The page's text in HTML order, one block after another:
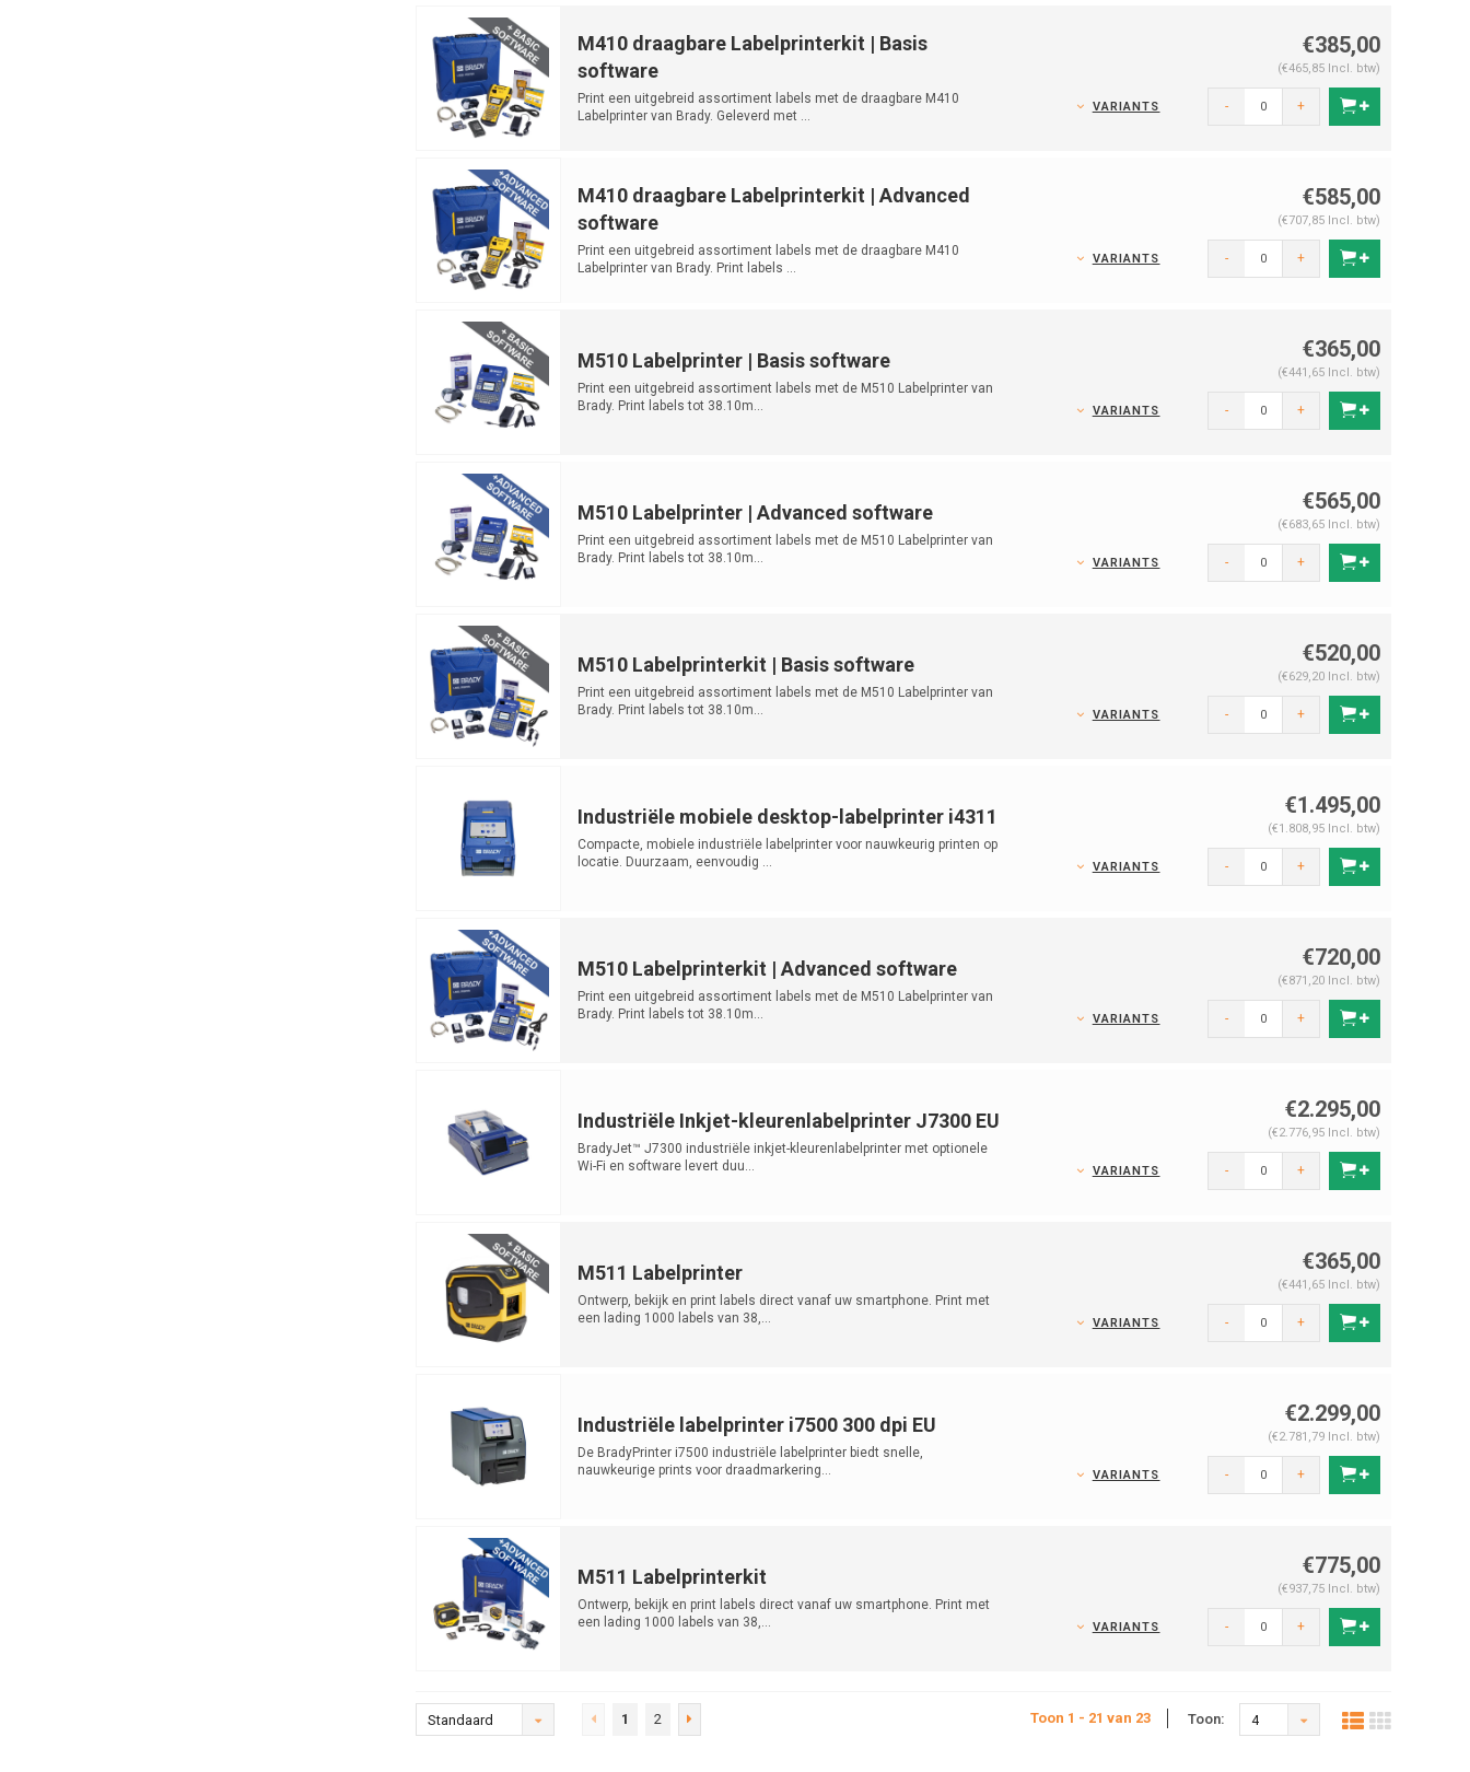
M410 draagbare Labelprinterkit | Basis
software
Print een uitgebreid assortiment labels met de draagbare M410
Labelprinter van Brady. Geleverd met ...
€385,00
(€465,85 Incl. btw)
VARIANTS - +
M410 draagbare Labelprinterkit | Advanced
software
Print een uitgebreid assortiment labels met de draagbare M410
Labelprinter van Brady. Print labels ...
€585,00
(€707,85 Incl. btw)
VARIANTS - +
M510 Labelprinter | Basis software
Print een uitgebreid assortiment labels met de M510 Labelprinter van
Brady. Print labels tot 38.10m...
€365,00
(€441,65 Incl. btw)
VARIANTS - +
M510 Labelprinter | Advanced software
Print een uitgebreid assortiment labels met de M510 Labelprinter van
Brady. Print labels tot 38.10m...
€565,00
(€683,65 Incl. btw)
VARIANTS - +
M510 Labelprinterkit | Basis software
Print een uitgebreid assortiment labels met de M510 Labelprinter van
Brady. Print labels tot 38.10m...
€520,00
(€629,20 Incl. btw)
VARIANTS - +
Industriële mobiele desktop-labelprinter i4311
Compacte, mobiele industriële labelprinter voor nauwkeurig printen op
locatie. Duurzaam, eenvoudig ...
€1.495,00
(€1.808,95 Incl. btw)
VARIANTS - +
M510 Labelprinterkit | Advanced software
Print een uitgebreid assortiment labels met de M510 Labelprinter van
Brady. Print labels tot 38.10m...
€720,00
(€871,20 Incl. btw)
VARIANTS - +
Industriële Inkjet-kleurenlabelprinter J7300 EU
BradyJet™ J7300 industriële inkjet-kleurenlabelprinter met optionele
Wi-Fi en software levert duu...
€2.295,00
(€2.776,95 Incl. btw)
VARIANTS - +
M511 Labelprinter
Ontwerp, bekijk en print labels direct vanaf uw smartphone. Print met
een lading 1000 labels van 38,...
€365,00
(€441,65 Incl. btw)
VARIANTS - +
Industriële labelprinter i7500 300 dpi EU
De BradyPrinter i7500 industriële labelprinter biedt snelle,
nauwkeurige prints voor draadmarkering...
€2.299,00
(€2.781,79 Incl. btw)
VARIANTS - +
M511 Labelprinterkit
Ontwerp, bekijk en print labels direct vanaf uw smartphone. Print met
een lading 1000 labels van 38,...
€775,00
(€937,75 Incl. btw)
VARIANTS - +
Standaard 1 2 Toon 1 - 21 van 23 Toon: 4